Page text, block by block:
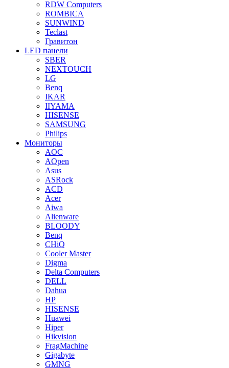
RDW Computers
ROMBICA
SUNWIND
Teclast
Гравитон
LED панели
SBER
NEXTOUCH
LG
Benq
IKAR
IIYAMA
HISENSE
SAMSUNG
Philips
Мониторы
AOC
AOpen
Asus
ASRock
ACD
Acer
Aiwa
Alienware
BLOODY
Benq
CHiQ
Cooler Master
Digma
Delta Computers
DELL
Dahua
HP
HISENSE
Huawei
Hiper
Hikvision
FragMachine
Gigabyte
GMNG